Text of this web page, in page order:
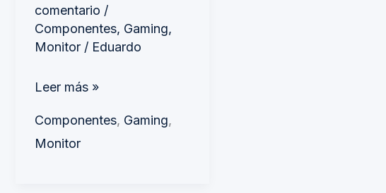
comentario /
Componentes, Gaming,
Monitor / Eduardo
Leer más »
Componentes, Gaming,
Monitor